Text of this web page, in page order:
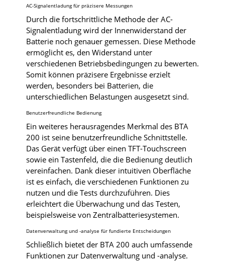
AC-Signalentladung für präzisere Messungen
Durch die fortschrittliche Methode der AC-
Signalentladung wird der Innenwiderstand der
Batterie noch genauer gemessen. Diese Methode
ermöglicht es, den Widerstand unter
verschiedenen Betriebsbedingungen zu bewerten.
Somit können präzisere Ergebnisse erzielt
werden, besonders bei Batterien, die
unterschiedlichen Belastungen ausgesetzt sind.
Benutzerfreundliche Bedienung
Ein weiteres herausragendes Merkmal des BTA
200 ist seine benutzerfreundliche Schnittstelle.
Das Gerät verfügt über einen TFT-Touchscreen
sowie ein Tastenfeld, die die Bedienung deutlich
vereinfachen. Dank dieser intuitiven Oberfläche
ist es einfach, die verschiedenen Funktionen zu
nutzen und die Tests durchzuführen. Dies
erleichtert die Überwachung und das Testen,
beispielsweise von Zentralbatteriesystemen.
Datenverwaltung und -analyse für fundierte Entscheidungen
Schließlich bietet der BTA 200 auch umfassende
Funktionen zur Datenverwaltung und -analyse.